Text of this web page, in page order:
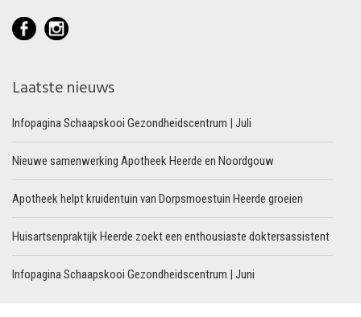
Laatste nieuws
Infopagina Schaapskooi Gezondheidscentrum | Juli
Nieuwe samenwerking Apotheek Heerde en Noordgouw
Apotheek helpt kruidentuin van Dorpsmoestuin Heerde groeien
Huisartsenpraktijk Heerde zoekt een enthousiaste doktersassistent
Infopagina Schaapskooi Gezondheidscentrum | Juni